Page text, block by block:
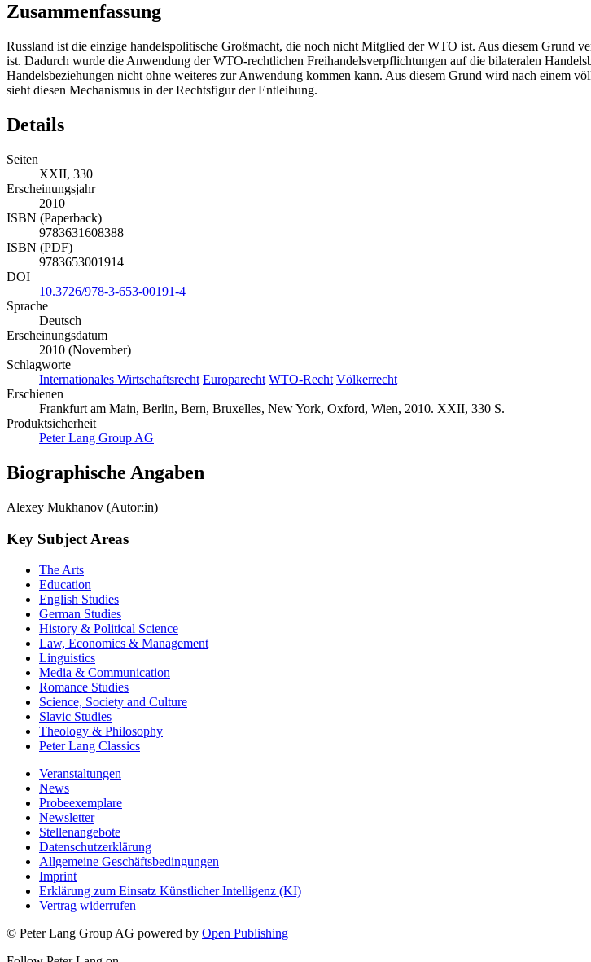
Zusammenfassung
Russland ist die einzige handelspolitische Großmacht, die noch nicht Mitglied der WTO ist. Aus diesem Grund
ist. Dadurch wurde die Anwendung der WTO-rechtlichen Freihandelsverpflichtungen auf die bilateralen
Handelsbeziehungen nicht ohne weiteres zur Anwendung kommen kann. Aus diesem Grund wird nach einem
sieht diesen Mechanismus in der Rechtsfigur der Entleihung.
Details
Seiten
XXII, 330
Erscheinungsjahr
2010
ISBN (Paperback)
9783631608388
ISBN (PDF)
9783653001914
DOI
10.3726/978-3-653-00191-4
Sprache
Deutsch
Erscheinungsdatum
2010 (November)
Schlagworte
Internationales Wirtschaftsrecht Europarecht WTO-Recht Völkerrecht
Erschienen
Frankfurt am Main, Berlin, Bern, Bruxelles, New York, Oxford, Wien, 2010. XXII, 330 S.
Produktsicherheit
Peter Lang Group AG
Biographische Angaben
Alexey Mukhanov (Autor:in)
Key Subject Areas
The Arts
Education
English Studies
German Studies
History & Political Science
Law, Economics & Management
Linguistics
Media & Communication
Romance Studies
Science, Society and Culture
Slavic Studies
Theology & Philosophy
Peter Lang Classics
Veranstaltungen
News
Probeexemplare
Newsletter
Stellenangebote
Datenschutzerklärung
Allgemeine Geschäftsbedingungen
Imprint
Erklärung zum Einsatz Künstlicher Intelligenz (KI)
Vertrag widerrufen
© Peter Lang Group AG powered by Open Publishing